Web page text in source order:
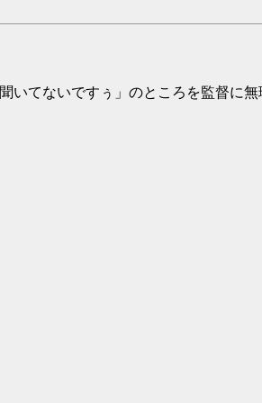
いてないですぅ」のところを監督に